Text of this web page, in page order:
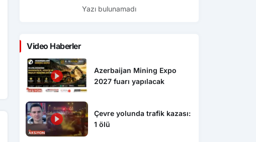
Yazı bulunamadı
Video Haberler
Azerbaijan Mining Expo
2027 fuarı yapılacak
Çevre yolunda trafik kazası:
1 ölü